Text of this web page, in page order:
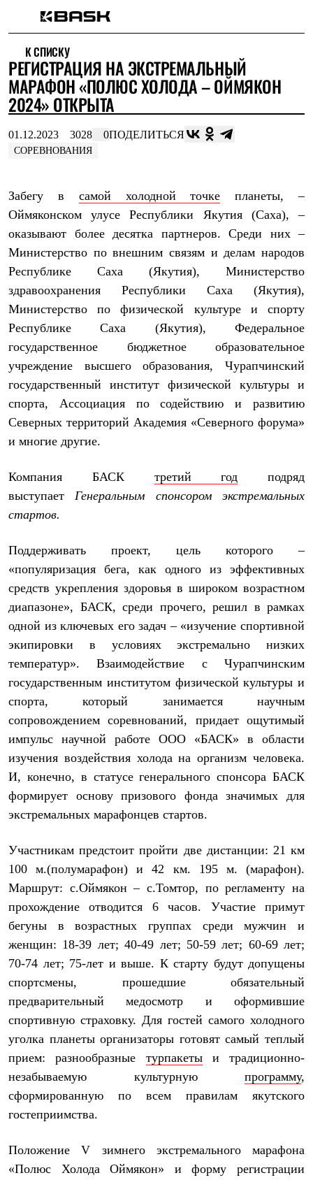
Интернет-магазин
Мужская одежда
Утепленная пухом
Куртки
Брюки
Комбинезоны
Утепленная синтетикой
Куртки
Брюки
Софтшелл одежда
Куртки
Брюки
Флисовая одежда
Куртки
Брюки
Жилеты
Термобелье
Теплое термобелье
Среднее термобелье
Лёгкая одежда
Футболки
Толстовки
Брюки
Шорты
Женская одежда
Куртки
Жилеты
Утепленная синтетикой
Брюки
Штормовая одежда
Куртки
Софтшелл одежда
Куртки
Брюки
Лёгкая одежда
Футболки
Толстовки
Термобелье
Теплое термобелье
Среднее термобелье
Легкое термобелье
Флисовая одежда
Куртки
Брюки
Детская одежда
Утепленная пухом
Куртки
Утепленная синтетикой
Комбинезоны
Куртки
Брюки
Лёгкая одежда
Футболки
Толстовки
Брюки
Куртки
Флисовая одежда
Брюки
Жилеты
Комбинезоны
Термобелье
Комплект термобелья
Снаряжение
Палатки и тенты
Палатки
Тенты
Экспедиционные
Легкоходные
К СПИСКУ
РЕГИСТРАЦИЯ НА ЭКСТРЕМАЛЬНЫЙ
МАРАФОН «ПОЛЮС ХОЛОДА – ОЙМЯКОН
2024» ОТКРЫТА
01.12.2023 3028 0ПОДЕЛИТЬСЯ
СОРЕВНОВАНИЯ
Забегу в самой холодной точке
планеты, –
Оймяконском улусе Республики Якутия (Саха), –
оказывают более десятка партнеров. Среди них –
Министерство по внешним связям и делам народов
Республике Саха (Якутия), Министерство
здравоохранения Республики Саха (Якутия),
Министерство по физической культуре и спорту
Республике Саха (Якутия), Федеральное
государственное бюджетное образовательное
учреждение высшего образования, Чурапчинский
государственный институт физической культуры и
спорта, Ассоциация по содействию и развитию
Северных территорий Академия «Северного форума»
и многие другие.
Компания БАСК третий год
подряд
выступает
Генеральным спонсором экстремальных
стартов.
Поддерживать проект, цель которого –
«популяризация бега, как одного из эффективных
средств укрепления здоровья в широком возрастном
диапазоне», БАСК, среди прочего, решил в рамках
одной из ключевых его задач – «изучение спортивной
экипировки в условиях экстремально низких
температур». Взаимодействие с Чурапчинским
государственным институтом физической культуры и
спорта, который занимается научным
сопровождением соревнований, придает ощутимый
импульс научной работе ООО «БАСК» в области
изучения воздействия холода на организм человека.
И, конечно, в статусе генерального спонсора БАСК
формирует основу призового фонда значимых для
экстремальных марафонцев стартов.
Участникам предстоит пройти две дистанции: 21 км
100 м.(полумарафон) и 42 км. 195 м. (марафон).
Маршрут: с.Оймякон – с.Томтор, по регламенту на
прохождение отводится 6 часов. Участие примут
бегуны в возрастных группах среди мужчин и
женщин: 18-39 лет; 40-49 лет; 50-59 лет; 60-69 лет;
70-74 лет; 75-лет и выше. К старту будут допущены
спортсмены, прошедшие обязательный
предварительный медосмотр и оформившие
спортивную страховку. Для гостей самого холодного
уголка планеты организаторы готовят самый теплый
прием: разнообразные
турпакеты
и традиционно-
незабываемую культурную
программу,
сформированную по всем правилам якутского
гостеприимства.
Положение V зимнего экстремального марафона
«Полюс Холода Оймякон» и форму регистрации